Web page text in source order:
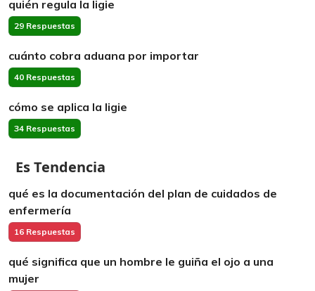
quién regula la ligie
29 Respuestas
cuánto cobra aduana por importar
40 Respuestas
cómo se aplica la ligie
34 Respuestas
Es Tendencia
qué es la documentación del plan de cuidados de
enfermería
16 Respuestas
qué significa que un hombre le guiña el ojo a una
mujer